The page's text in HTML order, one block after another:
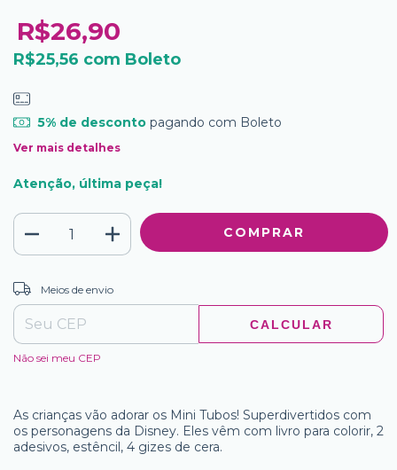
R$26,90
R$25,56 com Boleto
5% de descontopagando com Boleto
Ver mais detalhes
Atenção, última peça!
Entregas para o CEP:
Meios de envio
CALCULAR
Não sei meu CEP
As crianças vão adorar os Mini Tubos! Superdivertidos com
os personagens da Disney. Eles vêm com livro para colorir, 2
adesivos, estêncil, 4 gizes de cera.